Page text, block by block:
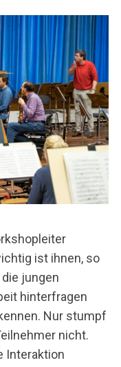
ist ihnen, so
jungen
hinterfragen
Nur stumpf
nicht.
Interaktion